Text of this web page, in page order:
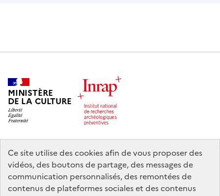
Ce site utilise des cookies afin de vous proposer des
vidéos, des boutons de partage, des messages de
communication personnalisés, des remontées de
contenus de plateformes sociales et des contenus
MINISTÈRE
DE LA CULTURE
legifrance.gouv.fr
info.gouv.fr
service-public.gouv.fr
data.gouv.fr